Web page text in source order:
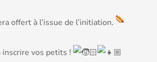
offert à l’issue de l’initiation.
inscrire vos petits !